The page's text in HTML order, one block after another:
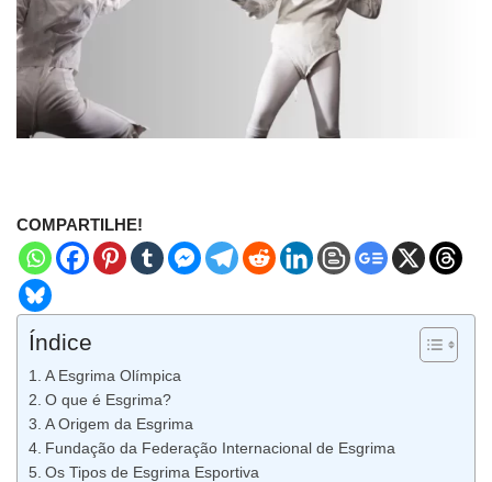
COMPARTILHE!
Índice
A Esgrima Olímpica
O que é Esgrima?
A Origem da Esgrima
Fundação da Federação Internacional de Esgrima
Os Tipos de Esgrima Esportiva